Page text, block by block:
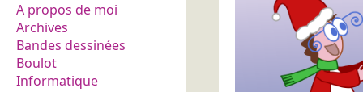
A propos de moi
Archives
Bandes dessinées
Boulot
Informatique